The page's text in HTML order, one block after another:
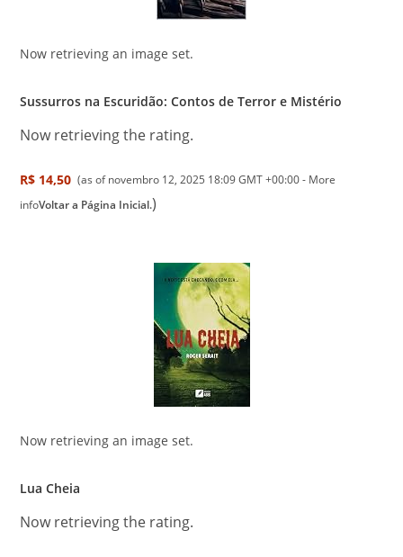
Now retrieving an image set.
Sussurros na Escuridão: Contos de Terror e Mistério
Now retrieving the rating.
R$ 14,50 (as of novembro 12, 2025 18:09 GMT +00:00 - More
infoVoltar a Página Inicial.)
Now retrieving an image set.
Lua Cheia
Now retrieving the rating.